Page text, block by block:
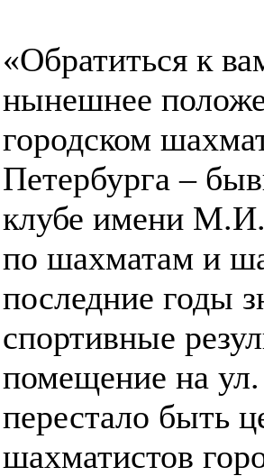
«Обратиться к
нынешнее
городском
Петербурга –
клубе имени
по шахматам и
последние годы
спортивные
помещение на
перестало быть
шахматистов